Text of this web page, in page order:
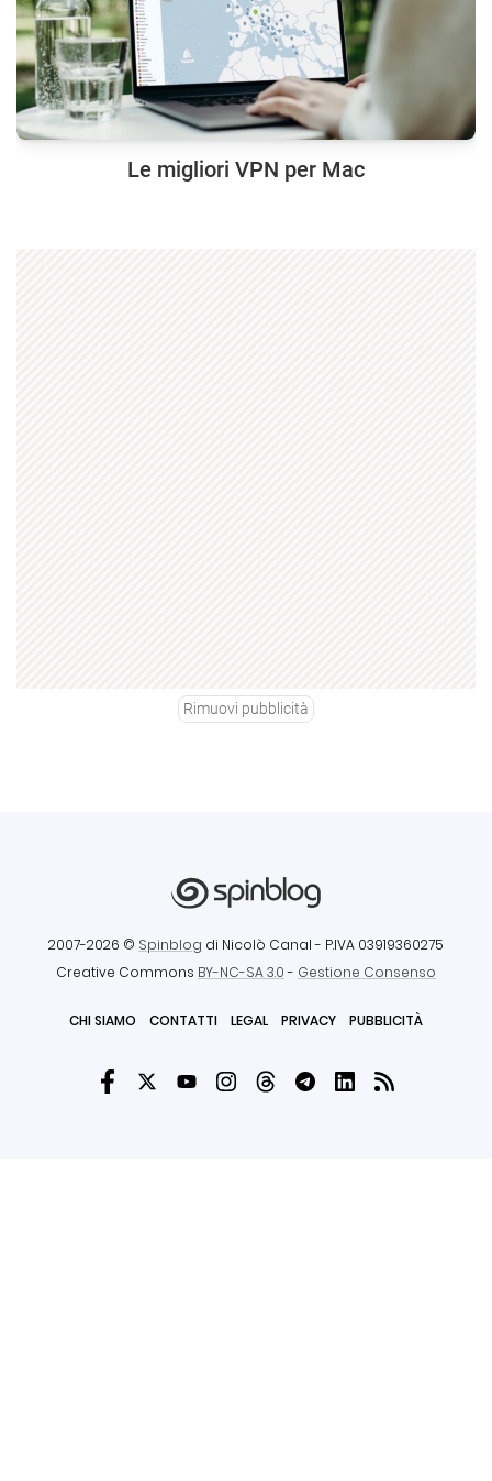
Le migliori VPN per Mac
Rimuovi pubblicità
2007-2026 © Spinblog di Nicolò Canal - P.IVA 03919360275
Creative Commons BY-NC-SA 3.0- Gestione Consenso
CHI SIAMO CONTATTI LEGAL PRIVACY PUBBLICITÀ